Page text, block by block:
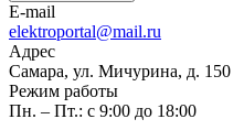
E-mail
elektroportal@mail.ru
Адрес
Самара, ул. Мичурина, д. 150
Режим работы
Пн. – Пт.: с 9:00 до 18:00